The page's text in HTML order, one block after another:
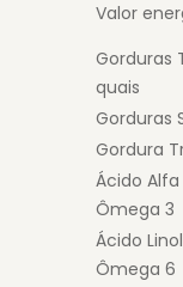
Valor
Gorduras
quais
Gorduras
Gordura
Ácido
Ômega 3
Ácido
Ômega 6